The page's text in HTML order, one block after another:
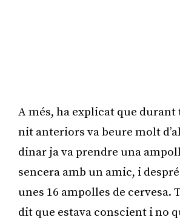
A més, ha explicat que durant
nit anteriors va beure molt
dinar ja va prendre una
sencera amb un amic, i
unes 16 ampolles de cervesa.
dit que estava conscient i no